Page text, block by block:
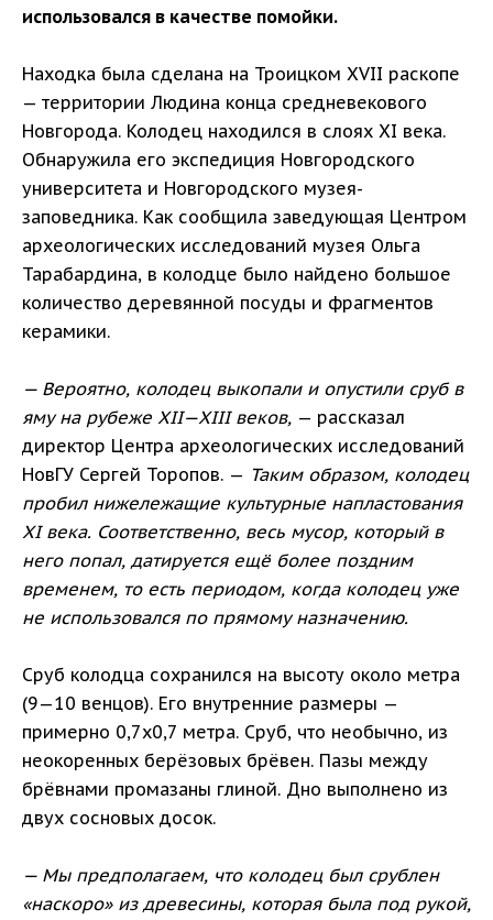
использовался в качестве помойки.
Находка была сделана на Троицком XVII раскопе
— территории Людина конца средневекового
Новгорода. Колодец находился в слоях XI века.
Обнаружила его экспедиция Новгородского
университета и Новгородского музея-
заповедника. Как сообщила заведующая Центром
археологических исследований музея Ольга
Тарабардина, в колодце было найдено большое
количество деревянной посуды и фрагментов
керамики.
— Вероятно, колодец выкопали и опустили сруб в
яму на рубеже XII—XIII веков, — рассказал
директор Центра археологических исследований
НовГУ Сергей Торопов. — Таким образом, колодец
пробил нижележащие культурные напластования
XI века. Соответственно, весь мусор, который в
него попал, датируется ещё более поздним
временем, то есть периодом, когда колодец уже
не использовался по прямому назначению.
Сруб колодца сохранился на высоту около метра
(9—10 венцов). Его внутренние размеры —
примерно 0,7х0,7 метра. Сруб, что необычно, из
неокоренных берёзовых брёвен. Пазы между
брёвнами промазаны глиной. Дно выполнено из
двух сосновых досок.
— Мы предполагаем, что колодец был срублен
«наскоро» из древесины, которая была под рукой,